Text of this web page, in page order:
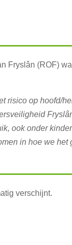
Fryslân (ROF)
risico op hoofd/
ook onder
in hoe we het
verschijnt.